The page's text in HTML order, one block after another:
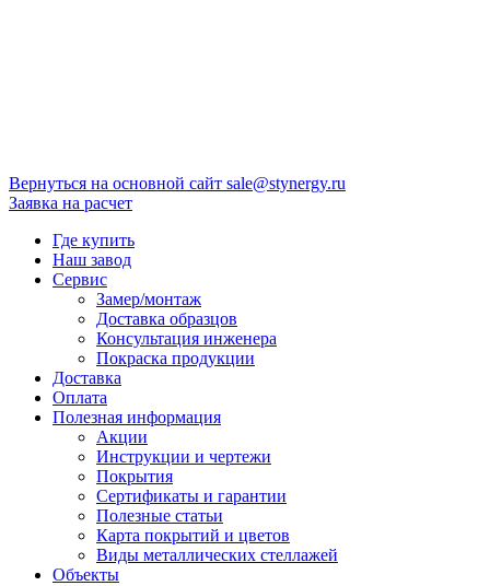
Вернуться на основной сайт sale@stynergy.ru
Заявка на расчет
Где купить
Наш завод
Сервис
Замер/монтаж
Доставка образцов
Консультация инженера
Покраска продукции
Доставка
Оплата
Полезная информация
Акции
Инструкции и чертежи
Покрытия
Сертификаты и гарантии
Полезные статьи
Карта покрытий и цветов
Виды металлических стеллажей
Объекты